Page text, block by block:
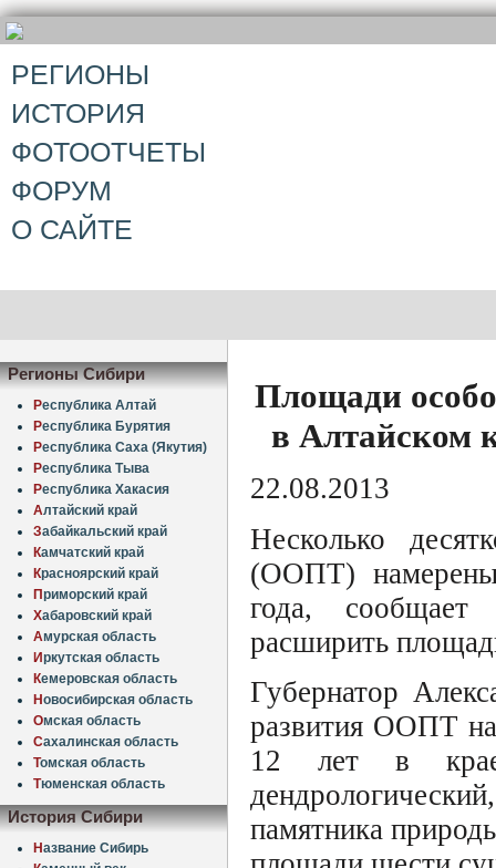
РЕГИОНЫ
ИСТОРИЯ
ФОТООТЧЕТЫ
ФОРУМ
О САЙТЕ
Регионы Сибири
Республика Алтай
Республика Бурятия
Республика Саха (Якутия)
Республика Тыва
Республика Хакасия
Алтайский край
Забайкальский край
Камчатский край
Красноярский край
Приморский край
Хабаровский край
Амурская область
Иркутская область
Кемеровская область
Новосибирская область
Омская область
Сахалинская область
Томская область
Тюменская область
История Сибири
Название Сибирь
Площади
в Алтайском
22.08.2013
Несколько
(ООПТ) намерены
года, сообщает
расширить
Губернатор
развития ООПТ на
12 лет в крае
памятника